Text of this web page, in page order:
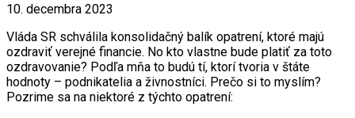
10. decembra 2023
Vláda SR schválila konsolidačný balík opatrení, ktoré majú
ozdraviť verejné financie. No kto vlastne bude platiť za toto
ozdravovanie? Podľa mňa to budú tí, ktorí tvoria v štáte
hodnoty – podnikatelia a živnostníci. Prečo si to myslím?
Pozrime sa na niektoré z týchto opatrení: